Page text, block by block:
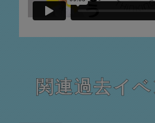
関連過去イ